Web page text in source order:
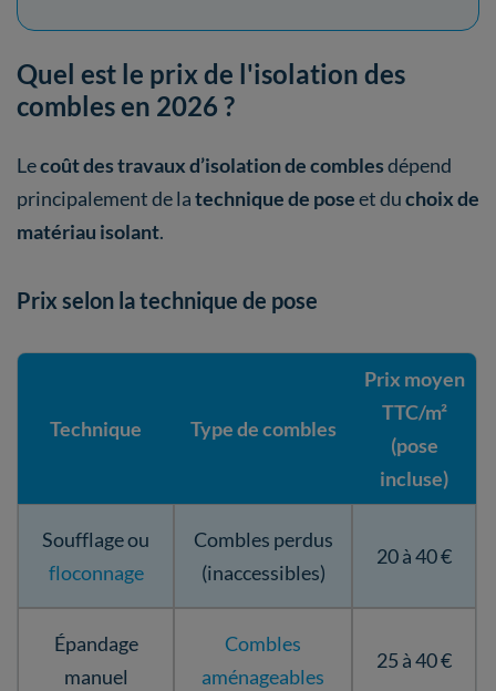
Quel est le prix de l'isolation des
combles en 2026 ?
Lecoût des travaux d’isolation de comblesdépend
principalement de latechnique de poseet duchoix de
matériau isolant.
Prix selon la technique de pose
Technique Type de combles
Prix moyen
TTC/m²
(pose
incluse)
Soufflage ou
floconnage
Combles perdus
(inaccessibles)
20 à 40 €
Épandage
manuel
Combles
aménageables
25 à 40 €